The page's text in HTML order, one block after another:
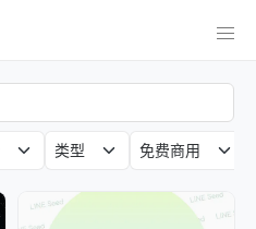
类型 免费商用